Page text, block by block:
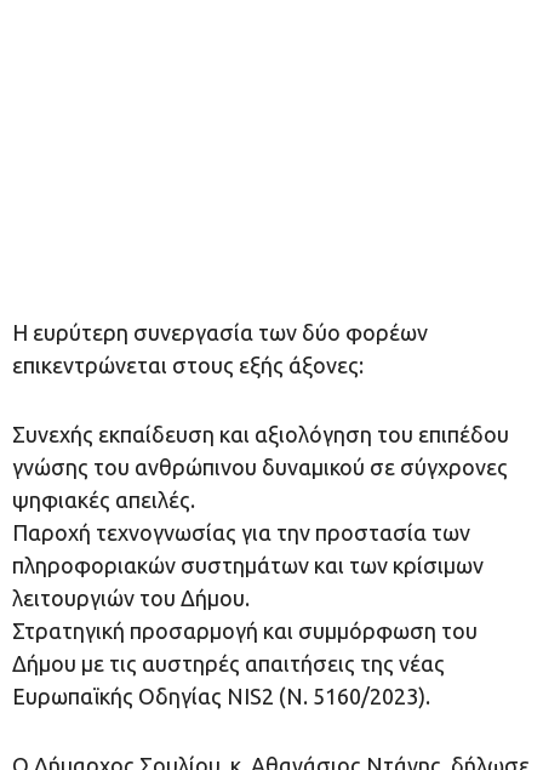
Η ευρύτερη συνεργασία των δύο φορέων
επικεντρώνεται στους εξής άξονες:
Συνεχής εκπαίδευση και αξιολόγηση του επιπέδου
γνώσης του ανθρώπινου δυναμικού σε σύγχρονες
ψηφιακές απειλές.
Παροχή τεχνογνωσίας για την προστασία των
πληροφοριακών συστημάτων και των κρίσιμων
λειτουργιών του Δήμου.
Στρατηγική προσαρμογή και συμμόρφωση του
Δήμου με τις αυστηρές απαιτήσεις της νέας
Ευρωπαϊκής Οδηγίας NIS2 (Ν. 5160/2023).